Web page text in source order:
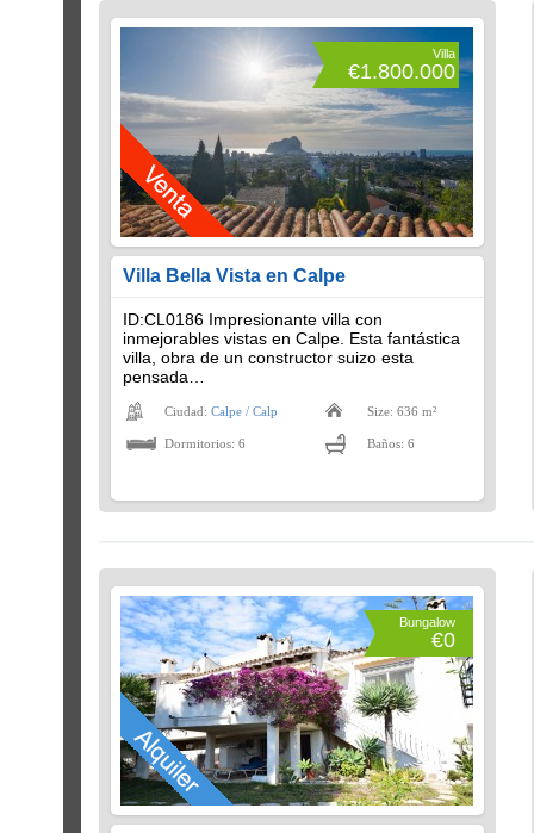
Villa
€1.800.000
Villa Bella Vista en Calpe
ID:CL0186 Impresionante villa con
inmejorables vistas en Calpe. Esta fantástica
villa, obra de un constructor suizo esta
pensada…
Ciudad: Calpe / Calp Size: 636 m²
Dormitorios: 6 Baños: 6
Bungalow
€0